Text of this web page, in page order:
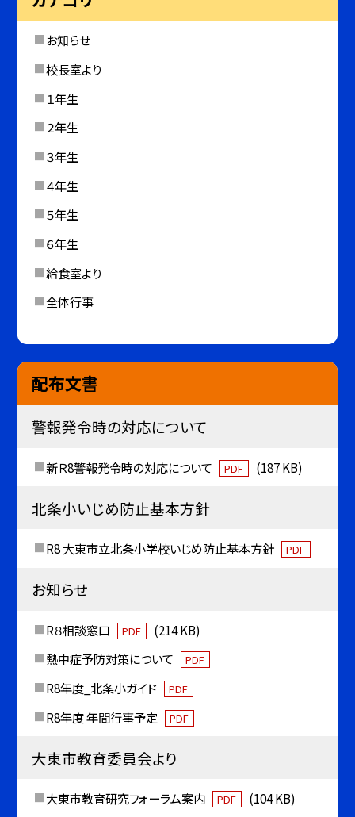
お知らせ
校長室より
１年生
２年生
３年生
４年生
５年生
６年生
給食室より
全体行事
配布文書
警報発令時の対応について
新Ｒ8警報発令時の対応について PDF (187 KB)
北条小いじめ防止基本方針
R8 大東市立北条小学校いじめ防止基本方針 PDF
お知らせ
R８相談窓口 PDF
(214 KB)
熱中症予防対策について
PDF
R8年度_北条小ガイド PDF
R8年度 年間行事予定 PDF
大東市教育委員会より
大東市教育研究フォーラム案内 PDF
(104 KB)